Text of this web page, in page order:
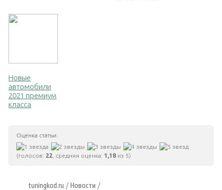
Новые
автомобили
2021 премиум
класса
Оценка статьи:
(голосов: 22 , средняя оценка: 1,18 из 5)
tuningkod.ru / Новости /